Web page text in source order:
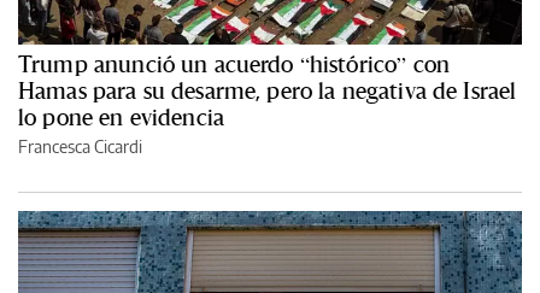
Trump anunció un acuerdo “histórico” con
Hamas para su desarme, pero la negativa de Israel
lo pone en evidencia
Francesca Cicardi